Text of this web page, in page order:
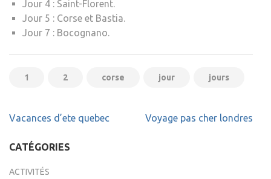
Jour 4 : Saint-Florent.
Jour 5 : Corse et Bastia.
Jour 7 : Bocognano.
1 2 corse jour jours
Navigation
l’article
Vacances d’ete quebec Voyage pas cher londres
CATÉGORIES
ACTIVITÉS